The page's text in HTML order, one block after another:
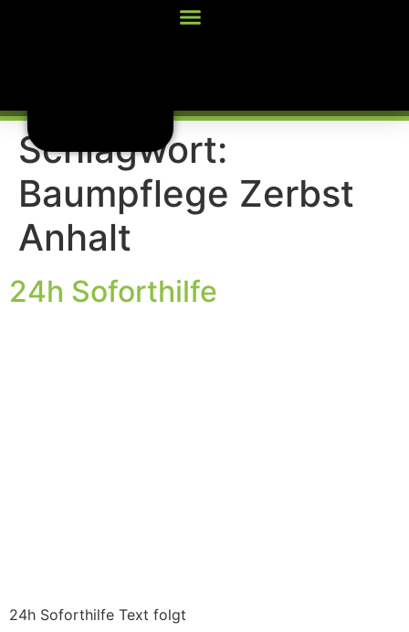
Schlagwort:
Baumpflege Zerbst
Anhalt
24h Soforthilfe
24h Soforthilfe Text folgt